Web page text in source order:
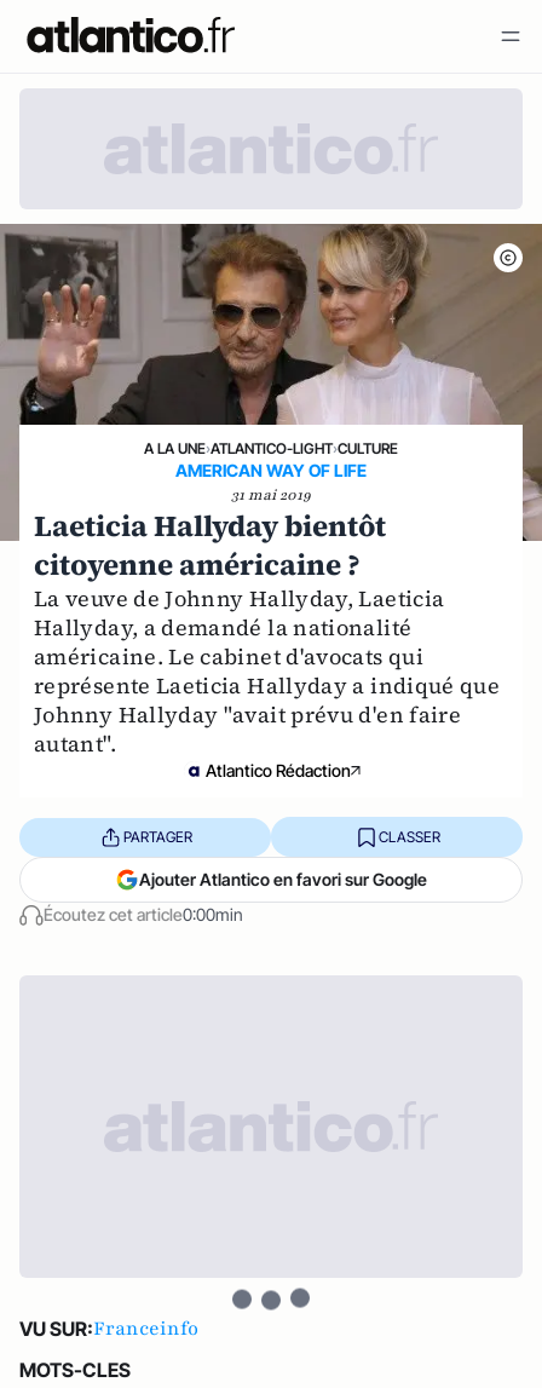
A LA UNE›ATLANTICO-LIGHT›CULTURE
AMERICAN WAY OF LIFE
31 mai 2019
Laeticia Hallyday bientôt
citoyenne américaine ?
La veuve de Johnny Hallyday, Laeticia
Hallyday, a demandé la nationalité
américaine. Le cabinet d'avocats qui
représente Laeticia Hallyday a indiqué que
Johnny Hallyday "avait prévu d'en faire
autant".
Atlantico Rédaction
Écoutez cet article0:00min
PARTAGER CLASSER
Ajouter Atlantico en favori sur Google
VU SUR:Franceinfo
MOTS-CLES